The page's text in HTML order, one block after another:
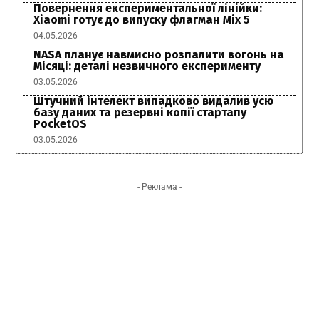
Повернення експериментальної лінійки:
Xiaomi готує до випуску флагман Mix 5
04.05.2026
NASA планує навмисно розпалити вогонь на
Місяці: деталі незвичного експерименту
03.05.2026
Штучний інтелект випадково видалив усю
базу даних та резервні копії стартапу
PocketOS
03.05.2026
- Реклама -